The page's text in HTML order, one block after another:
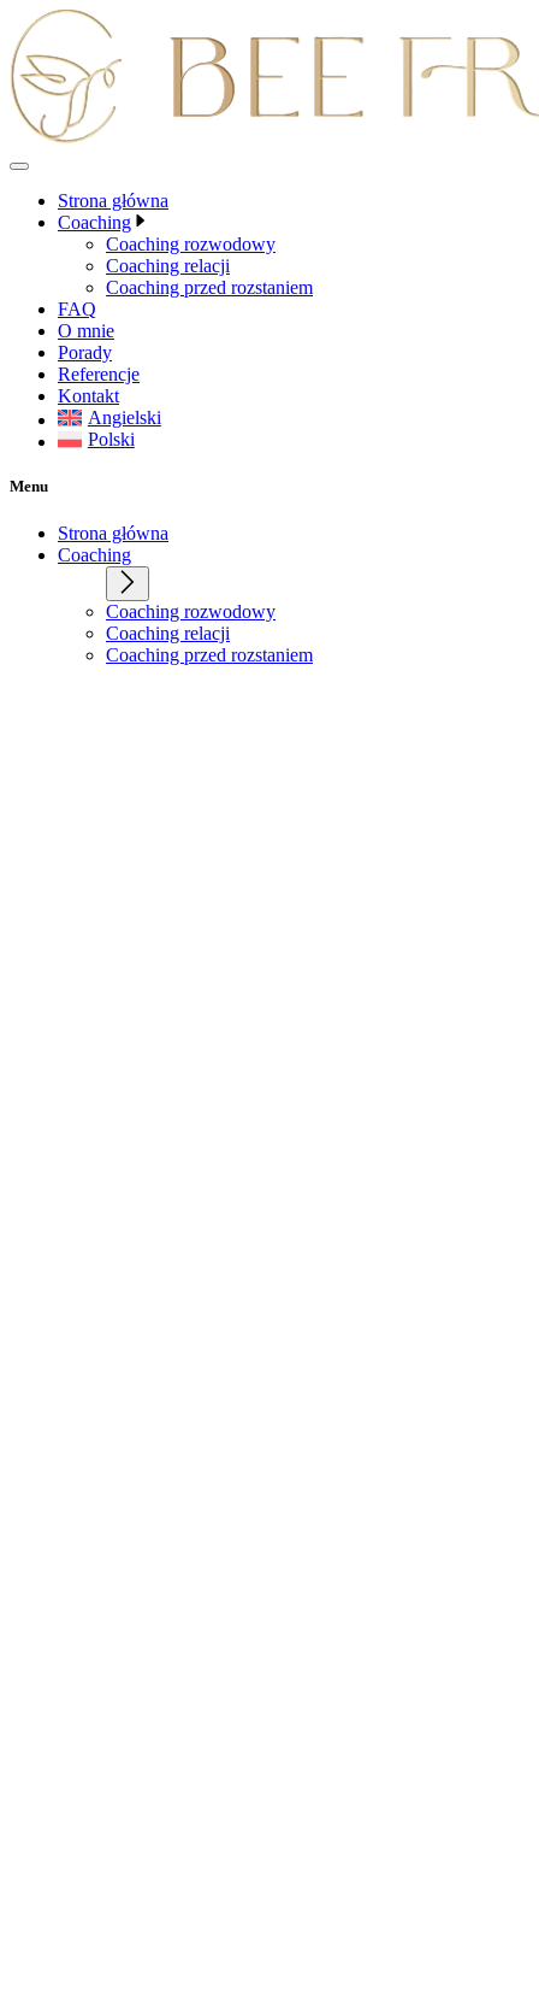
Przejdź
do
treści
Strona główna
Coaching
Coaching rozwodowy
Coaching relacji
Coaching przed rozstaniem
FAQ
O mnie
Porady
Referencje
Kontakt
Angielski
Polski
Menu
Strona główna
Coaching
Coaching rozwodowy
Coaching relacji
Coaching przed rozstaniem